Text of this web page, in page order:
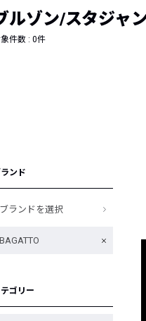
着アイテム
部のおすすめアイテム
ルゾン/スタジャ
件数 : 0件
ンド
ブランドを選択
BAGATTO
ゴリー